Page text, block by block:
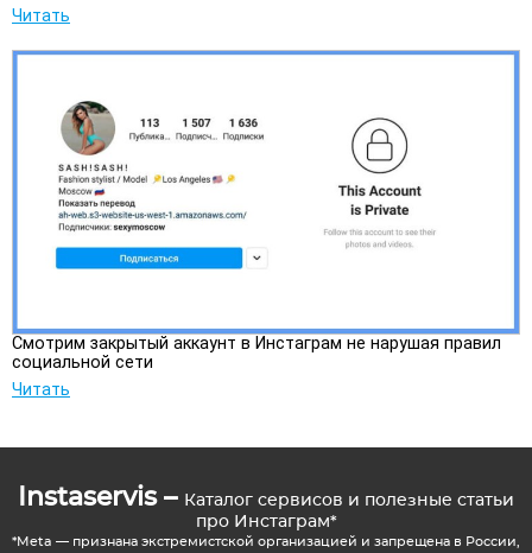
Читать
Смотрим закрытый аккаунт в Инстаграм не нарушая правил
социальной сети
Читать
Instaservis – Каталог сервисов и полезные статьи
про Инстаграм*
*Meta — признана экстремистской организацией и запрещена в России,